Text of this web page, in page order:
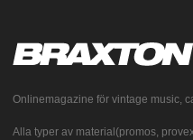
Onlinemagazine för vintage music,
Alla typer av material(promos,